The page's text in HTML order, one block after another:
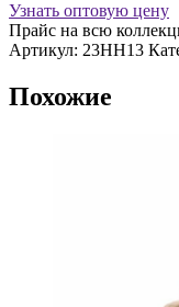
Узнать оптовую цену
Прайс на всю
Артикул: 23HH13
Похожие